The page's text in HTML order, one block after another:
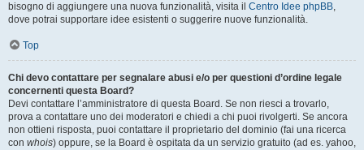
bisogno di aggiungere una nuova funzionalità, visita il Centro Idee phpBB,
dove potrai supportare idee esistenti o suggerire nuove funzionalità.
Top
Chi devo contattare per segnalare abusi e/o per questioni d’ordine legale
concernenti questa Board?
Devi contattare l’amministratore di questa Board. Se non riesci a trovarlo,
prova a contattare uno dei moderatori e chiedi a chi puoi rivolgerti. Se ancora
non ottieni risposta, puoi contattare il proprietario del dominio (fai una ricerca
con whois) oppure, se la Board è ospitata da un servizio gratuito (ad es. yahoo,